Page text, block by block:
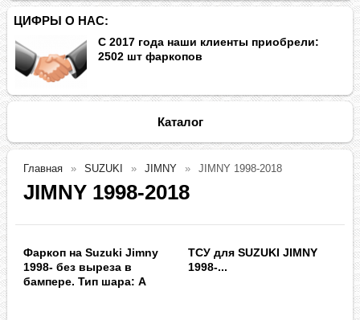
ЦИФРЫ О НАС:
С 2017 года наши клиенты приобрели:
2502 шт фаркопов
Каталог
Главная SUZUKI JIMNY JIMNY 1998-2018
JIMNY 1998-2018
Фаркоп на Suzuki Jimny
1998- без выреза в
бампере. Тип шара: A
ТСУ для SUZUKI JIMNY
1998-...